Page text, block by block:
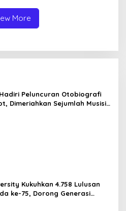
More
Peluncuran Otobiografi
Dimeriahkan Sejumlah Musisi
Kukuhkan 4.758 Lulusan
ke-75, Dorong Generasi